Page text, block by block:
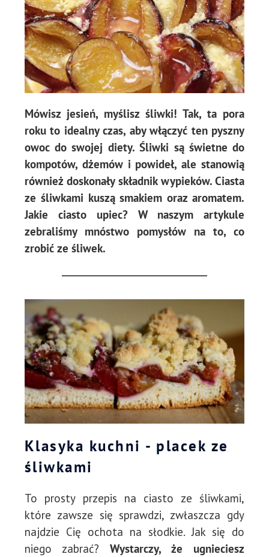
Mówisz jesień, myślisz śliwki! Tak, ta pora
roku to idealny czas, aby włączyć ten pyszny
owoc do swojej diety. Śliwki są świetne do
kompotów, dżemów i powideł, ale stanowią
również doskonały składnik wypieków. Ciasta
ze śliwkami kuszą smakiem oraz aromatem.
Jakie ciasto upiec? W naszym artykule
zebraliśmy mnóstwo pomysłów na to, co
zrobić ze śliwek.
Klasyka kuchni - placek ze
śliwkami
To prosty przepis na ciasto ze śliwkami,
które zawsze się sprawdzi, zwłaszcza gdy
najdzie Cię ochota na słodkie. Jak się do
niego zabrać? Wystarczy, że ugnieciesz